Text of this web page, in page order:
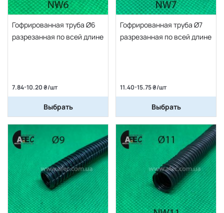
Гофрированная труба Ø6
разрезанная по всей длине
7.84-10.20 ₴/шт
Выбрать
Гофрированная труба Ø7
разрезанная по всей длине
11.40-15.75 ₴/шт
Выбрать